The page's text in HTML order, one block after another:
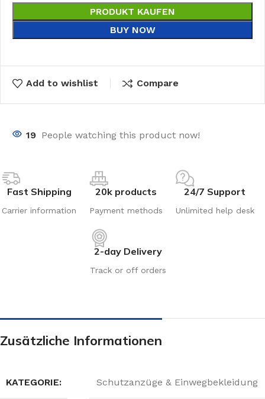
PRODUKT KAUFEN
BUY NOW
Add to wishlist Compare
19 People watching this product now!
Fast Shipping
Carrier information
20k products
Payment methods
24/7 Support
Unlimited help desk
2-day Delivery
Track or off orders
Zusätzliche Informationen
KATEGORIE: Schutzanzüge & Einwegbekleidung